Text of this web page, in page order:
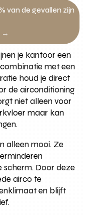
van de gevallen zijn
→
je kantoor een
met een
houd je direct
de airconditioning
niet alleen voor
maar kan
alleen mooi. Ze
Door deze
airco te
en blijft